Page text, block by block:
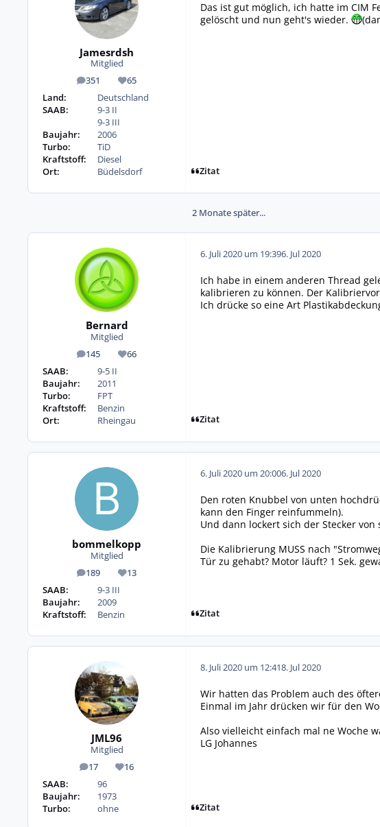
Jamesrdsh
Mitglied
351
Beiträge 65
Reputation
Land:
Deutschland
SAAB:
9-3 II
9-3 III
Baujahr:
2006
Turbo:
TiD
Kraftstoff:
Diesel
Ort:
Büdelsdorf
Das ist gut möglich, ich hatte im CIM
gelöscht und nun geht's wieder.
Zitat
2 Monate später...
Bernard
Mitglied
145
Beiträge 66
Reputation
SAAB:
9-5 II
Baujahr:
2011
Turbo:
FPT
Kraftstoff:
Benzin
Ort:
Rheingau
6. Juli 2020 um 19:396. Jul 2020
Ich habe in einem anderen Thread
kalibrieren zu können. Der
Ich drücke so eine Art
Zitat
bommelkopp
Mitglied
189
Beiträge 13
Reputation
SAAB:
9-3 III
Baujahr:
2009
Kraftstoff:
Benzin
6. Juli 2020 um 20:006. Jul 2020
Den roten Knubbel von unten
kann den Finger reinfummeln).
Und dann lockert sich der Stecker von
Die Kalibrierung MUSS nach
Tür zu gehabt? Motor läuft? 1 Sek.
Zitat
JML96
Mitglied
17
Beiträge 16
Reputation
SAAB:
96
Baujahr:
1973
Turbo:
ohne
8. Juli 2020 um 12:418. Jul 2020
Wir hatten das Problem auch des
Einmal im Jahr drücken wir für den
Also vielleicht einfach mal ne Woche
LG Johannes
Zitat